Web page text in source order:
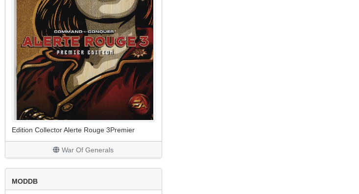
Edition Collector Alerte Rouge 3Premier
War Of Generals
MODDB